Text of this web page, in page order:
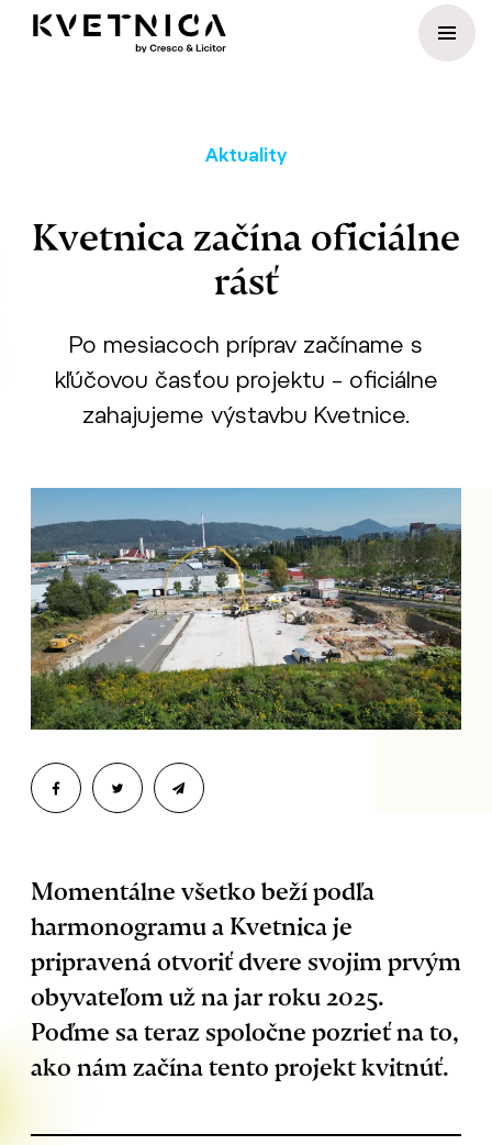
Preskočiť na obsah
Aktuality
Kvetnica začína oficiálne
rásť
Po mesiacoch príprav začíname s
kľúčovou časťou projektu – oficiálne
zahajujeme výstavbu Kvetnice.
Momentálne všetko beží podľa
harmonogramu a Kvetnica je
pripravená otvoriť dvere svojim prvým
obyvateľom už na jar roku 2025.
Poďme sa teraz spoločne pozrieť na to,
ako nám začína tento projekt kvitnúť.